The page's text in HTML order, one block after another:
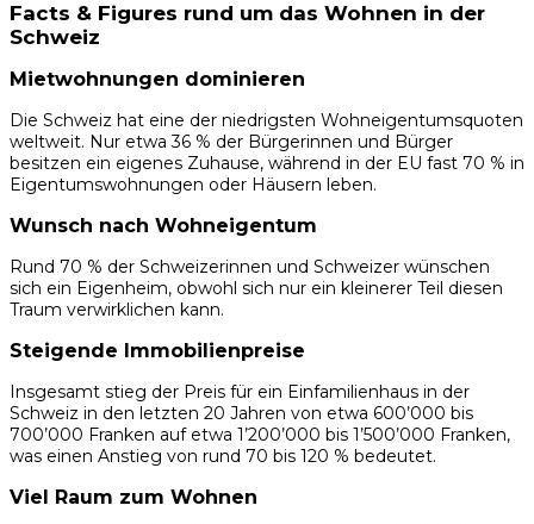
Facts & Figures rund um das Wohnen in der
Schweiz
Mietwohnungen dominieren
Die Schweiz hat eine der niedrigsten Wohneigentumsquoten
weltweit. Nur etwa 36 % der Bürgerinnen und Bürger
besitzen ein eigenes Zuhause, während in der EU fast 70 % in
Eigentumswohnungen oder Häusern leben.
Wunsch nach Wohneigentum
Rund 70 % der Schweizerinnen und Schweizer wünschen
sich ein Eigenheim, obwohl sich nur ein kleinerer Teil diesen
Traum verwirklichen kann.
Steigende Immobilienpreise
Insgesamt stieg der Preis für ein Einfamilienhaus in der
Schweiz in den letzten 20 Jahren von etwa 600’000 bis
700’000 Franken auf etwa 1’200’000 bis 1’500’000 Franken,
was einen Anstieg von rund 70 bis 120 % bedeutet.
Viel Raum zum Wohnen